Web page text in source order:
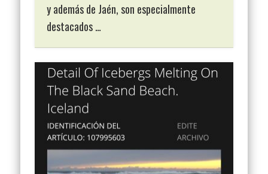
y además de Jaén, son especialmente
destacados …